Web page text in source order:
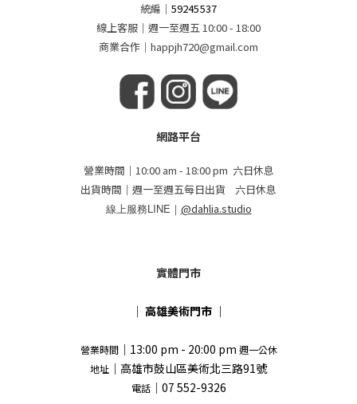
統編 ｜59245537
線上客服｜週一至週五 10:00 - 18:00
商業合作｜happjh720@gmail.com
網路平台
營業時間｜10:00 am - 18:00 pm 六日休息
出貨時間｜週一至週五每日出貨 六日休息
線上服務LINE｜ @dahlia.studio
實體門市
｜ 高雄美術門市 ｜
營業時間｜13:00 pm - 20:00 pm 週一公休
地址 ｜高雄市鼓山區美術北三路91號
電話｜07 552-9326